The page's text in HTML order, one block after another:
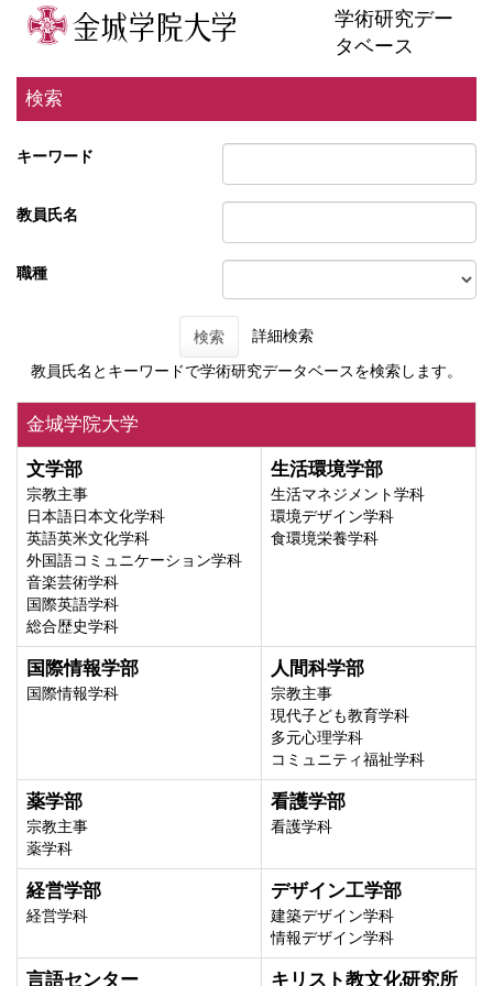
学術研究デー
タベース
検索
キーワード
教員氏名
職種
検索 詳細検索
教員氏名とキーワードで学術研究データベースを検索します。
金城学院大学
文学部
宗教主事
日本語日本文化学科
英語英米文化学科
外国語コミュニケーション学科
音楽芸術学科
国際英語学科
総合歴史学科
生活環境学部
生活マネジメント学科
環境デザイン学科
食環境栄養学科
国際情報学部
国際情報学科
人間科学部
宗教主事
現代子ども教育学科
多元心理学科
コミュニティ福祉学科
薬学部
宗教主事
薬学科
看護学部
看護学科
経営学部
経営学科
デザイン工学部
建築デザイン学科
情報デザイン学科
言語センター キリスト教文化研究所